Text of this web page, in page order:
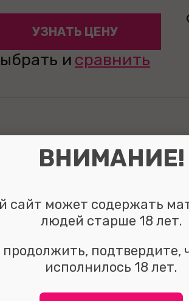
УЗНАТЬ ЦЕНУ
и сравнить
ВНИМАНИЕ!
сайт может содержать
людей старше 18 лет.
подтвердите,
исполнилось 18 лет.